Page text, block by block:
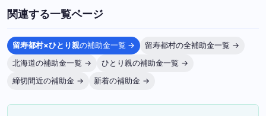
関連する一覧ページ
留寿都村×ひとり親の補助金一覧 →
留寿都村の全補助金一覧 →
北海道の補助金一覧 →
ひとり親の補助金一覧 →
締切間近の補助金 →
新着の補助金 →